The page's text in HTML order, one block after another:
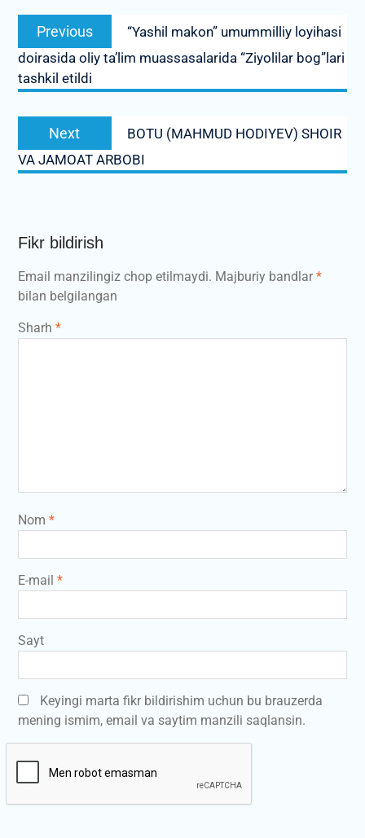
Post
menyusi
Previous
Previous
post:
“Yashil makon” umummilliy loyihasi
doirasida oliy ta’lim muassasalarida “Ziyolilar bog”lari
tashkil etildi
Next
post:
BOTU (MAHMUD HODIYEV) SHOIR
VA JAMOAT ARBOBI
Fikr bildirish
Email manzilingiz chop etilmaydi. Majburiy bandlar*
bilan belgilangan
Sharh *
Nom *
E-mail *
Sayt
Keyingi marta fikr bildirishim uchun bu brauzerda
mening ismim, email va saytim manzili saqlansin.